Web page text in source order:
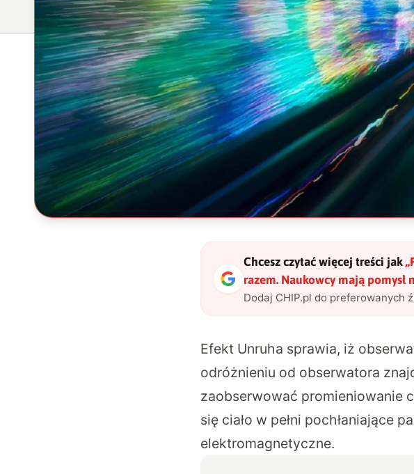
Chcesz czytać więcej treści jak „
razem. Naukowcy mają
Dodaj CHIP.pl do preferowanych
Efekt Unruha sprawia, iż
odróżnieniu od obserwatora
zaobserwować promieniowanie
się ciało w pełni pochłaniające
elektromagnetyczne.